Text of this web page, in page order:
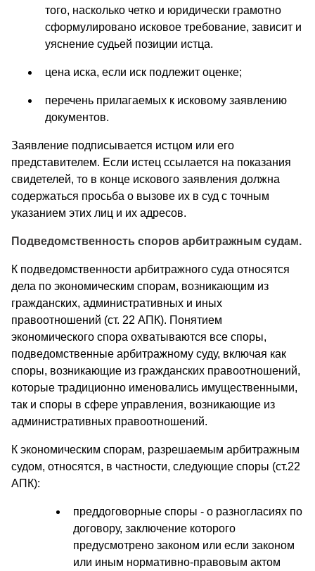
того, насколько четко и юридически грамотно
сформулировано исковое требование, зависит и
уяснение судьей позиции истца.
цена иска, если иск подлежит оценке;
перечень прилагаемых к исковому заявлению
документов.
Заявление подписывается истцом или его
представителем. Если истец ссылается на показания
свидетелей, то в конце искового заявления должна
содержаться просьба о вызове их в суд с точным
указанием этих лиц и их адресов.
Подведомственность споров арбитражным судам.
К подведомственности арбитражного суда относятся
дела по экономическим спорам, возникающим из
гражданских, административных и иных
правоотношений (ст. 22 АПК). Понятием
экономического спора охватываются все споры,
подведомственные арбитражному суду, включая как
споры, возникающие из гражданских правоотношений,
которые традиционно именовались имущественными,
так и споры в сфере управления, возникающие из
административных правоотношений.
К экономическим спорам, разрешаемым арбитражным
судом, относятся, в частности, следующие споры (ст.22
АПК):
преддоговорные споры - о разногласиях по
договору, заключение которого
предусмотрено законом или если законом
или иным нормативно-правовым актом